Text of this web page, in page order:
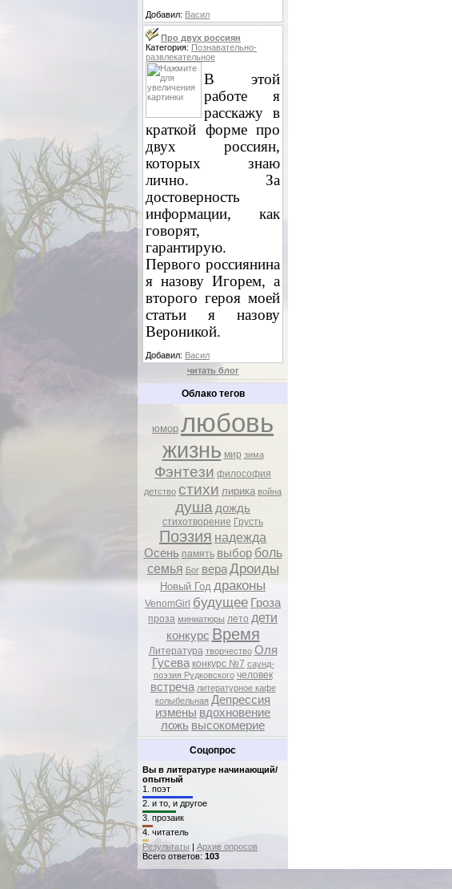
Добавил: Васил
Про двух россиян
Категория: Познавательно-
развлекательное
В этой
работе я
расскажу в
краткой форме про
двух россиян,
которых знаю
лично. За
достоверность
информации, как
говорят,
гарантирую.
Первого россиянина
я назову Игорем, а
второго героя моей
статьи я назову
Вероникой.
Добавил: Васил
читать блог
Облако тегов
юмор любовь
жизнь мир зима
Фэнтези философия
детство стихи лирика война
душа дождь
стихотворение Грусть
Поэзия надежда
Осень память выбор боль
семья Бог вера Дроиды
Новый Год драконы
VenomGirl будущее Гроза
проза миниатюры лето дети
конкурс Время
Литература творчество Оля
Гусева конкурс №7 саунд-
поэзия Рудковского человек
встреча литературное кафе
колыбельная Депрессия
измены вдохновение
ложь высокомерие
Соцопрос
Вы в литературе начинающий/
опытный
1. поэт
2. и то, и другое
3. прозаик
4. читатель
Результаты | Архив опросов
Всего ответов: 103